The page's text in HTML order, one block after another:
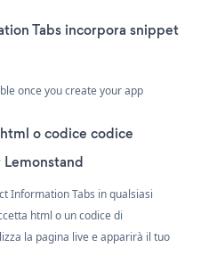
Tabs incorpora snippet
once you create your app
o codice codice
Information Tabs in qualsiasi
html o un codice di
la pagina live e apparirà il tuo